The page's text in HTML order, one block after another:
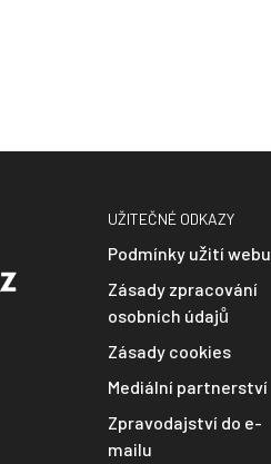
UŽITEČNÉ ODKAZY
Podmínky užití webu
Zásady zpracování
osobních údajů
Zásady cookies
Mediální partnerství
Zpravodajství do e-
mailu